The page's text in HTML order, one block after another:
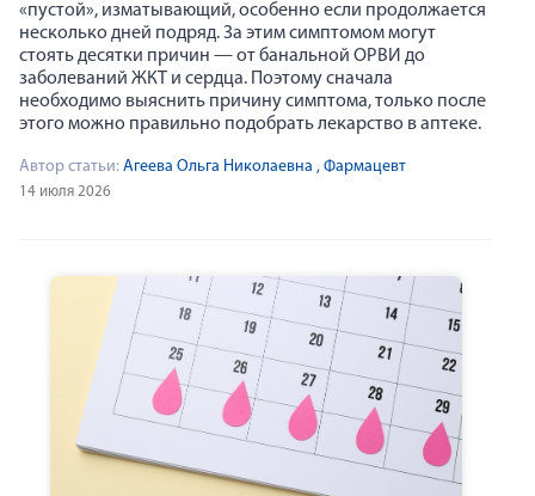
«пустой», изматывающий, особенно если продолжается
несколько дней подряд. За этим симптомом могут
стоять десятки причин — от банальной ОРВИ до
заболеваний ЖКТ и сердца. Поэтому сначала
необходимо выяснить причину симптома, только после
этого можно правильно подобрать лекарство в аптеке.
Автор статьи: Агеева Ольга Николаевна , Фармацевт
14 июля 2026